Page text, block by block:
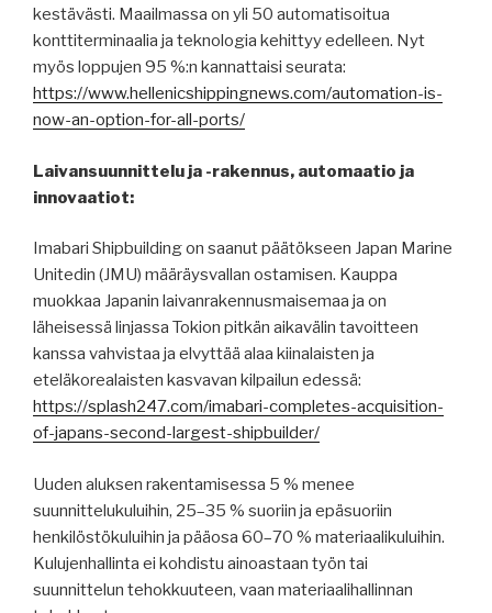
kestävästi. Maailmassa on yli 50 automatisoitua
konttiterminaalia ja teknologia kehittyy edelleen. Nyt
myös loppujen 95 %:n kannattaisi seurata:
https://www.hellenicshippingnews.com/automation-is-
now-an-option-for-all-ports/
Laivansuunnittelu ja -rakennus, automaatio ja
innovaatiot:
Imabari Shipbuilding on saanut päätökseen Japan Marine
Unitedin (JMU) määräysvallan ostamisen. Kauppa
muokkaa Japanin laivanrakennusmaisemaa ja on
läheisessä linjassa Tokion pitkän aikavälin tavoitteen
kanssa vahvistaa ja elvyttää alaa kiinalaisten ja
eteläkorealaisten kasvavan kilpailun edessä:
https://splash247.com/imabari-completes-acquisition-
of-japans-second-largest-shipbuilder/
Uuden aluksen rakentamisessa 5 % menee
suunnittelukuluihin, 25–35 % suoriin ja epäsuoriin
henkilöstökuluihin ja pääosa 60–70 % materiaalikuluihin.
Kulujenhallinta ei kohdistu ainoastaan työn tai
suunnittelun tehokkuuteen, vaan materiaalihallinnan